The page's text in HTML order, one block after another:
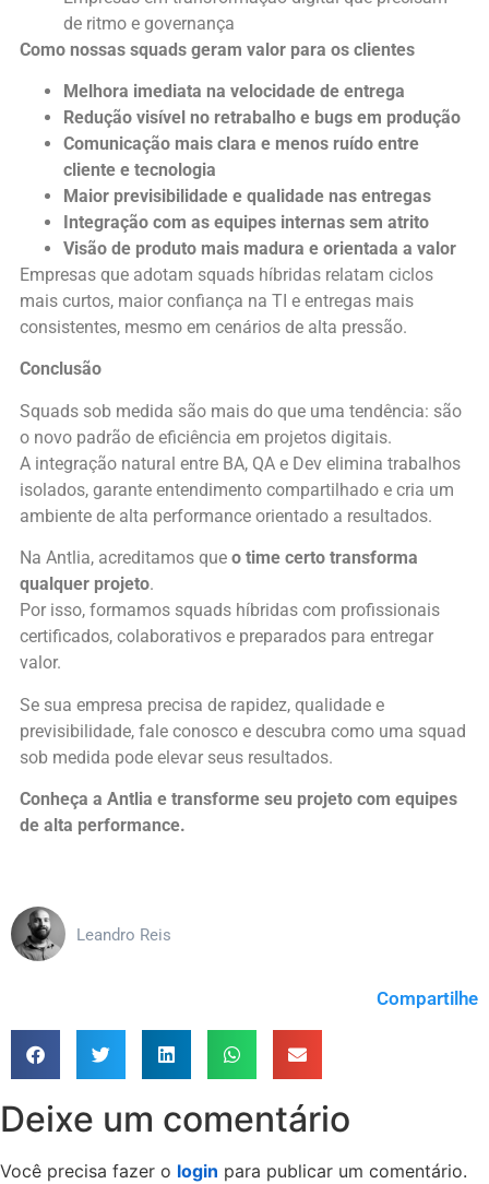
de ritmo e governança
Como nossas squads geram valor para os clientes
Melhora imediata na velocidade de entrega
Redução visível no retrabalho e bugs em produção
Comunicação mais clara e menos ruído entre
cliente e tecnologia
Maior previsibilidade e qualidade nas entregas
Integração com as equipes internas sem atrito
Visão de produto mais madura e orientada a valor
Empresas que adotam squads híbridas relatam ciclos
mais curtos, maior confiança na TI e entregas mais
consistentes, mesmo em cenários de alta pressão.
Conclusão
Squads sob medida são mais do que uma tendência: são
o novo padrão de eficiência em projetos digitais.
A integração natural entre BA, QA e Dev elimina trabalhos
isolados, garante entendimento compartilhado e cria um
ambiente de alta performance orientado a resultados.
Na Antlia, acreditamos que o time certo transforma
qualquer projeto.
Por isso, formamos squads híbridas com profissionais
certificados, colaborativos e preparados para entregar
valor.
Se sua empresa precisa de rapidez, qualidade e
previsibilidade, fale conosco e descubra como uma squad
sob medida pode elevar seus resultados.
Conheça a Antlia e transforme seu projeto com equipes
de alta performance.
Leandro Reis
Compartilhe
Deixe um comentário
Você precisa fazer o login para publicar um comentário.